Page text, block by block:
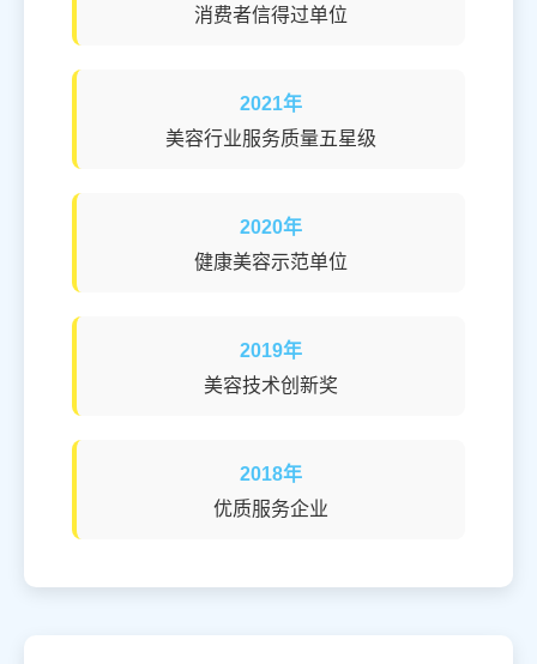
消费者信得过单位
2021年
美容行业服务质量五星级
2020年
健康美容示范单位
2019年
美容技术创新奖
2018年
优质服务企业